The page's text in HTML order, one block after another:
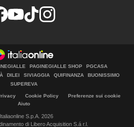
PAGINEGIALLE SHOP
PGCASA
DILEI SIVIAGGIA QUIFINANZA
BUONISSIMO
SUPEREVA
Cookie Policy
Preferenze sui cookie
Aiuto
S.p.A. 2026
di Libero Acquisition S.á r.l.